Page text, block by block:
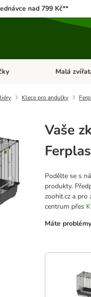
nad 799 Kč**
menu: Psi Otevřít menu:
Malá
Klece pro andulky
Vaše
Podělte se s
produkty.
zoohit.cz a pro
centrum přes
Máte